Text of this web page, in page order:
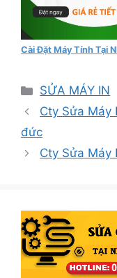
Cài Đặt Máy Tính Tại
Danh
mục
SỬA MÁY IN
Cty Sửa Máy
đức
Cty Sửa Máy